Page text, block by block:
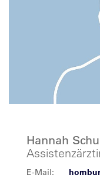
Hannah
E-Mail: